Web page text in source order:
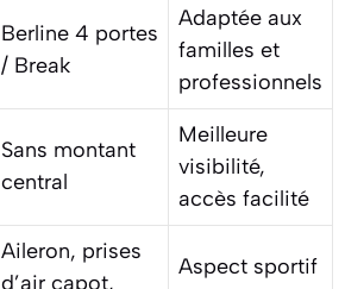
Berline 4 portes
/ Break
Adaptée aux
familles et
professionnels
Sans montant
central
Meilleure
visibilité,
accès facilité
Aileron, prises
d’air capot,
Aspect sportif